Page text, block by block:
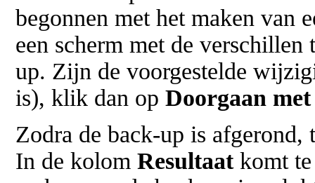
begonnen met het maken van
een scherm met de verschillen
up. Zijn de voorgestelde
is), klik dan opDoorgaan
Zodra de back-up is afgerond,
In de kolomResultaatkomt